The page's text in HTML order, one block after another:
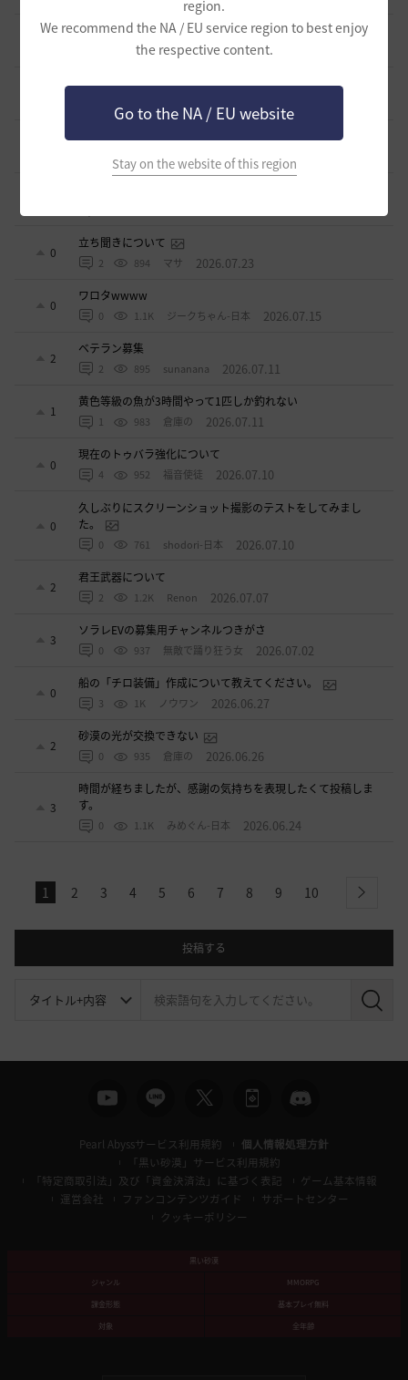
region.
We recommend the NA / EU service region to best enjoy
the respective content.
Go to the NA / EU website
Stay on the website of this region
波に乗って流れ着いた宝の地図の場所
937 倉庫の 2026.07.24
週間イベントについて
2026.07.24
飛鳥雨音 2026.07.24
0
立ち聞きについて
2 894 マサ 2026.07.23
0
ワロタwwww
0 1.1K ジークちゃん-日本 2026.07.15
2
ベテラン募集
2 895 sunanana 2026.07.11
1
黄色等級の魚が3時間やって1匹しか釣れない
1 983 倉庫の 2026.07.11
0
現在のトゥバラ強化について
4 952 福音使徒 2026.07.10
0
久しぶりにスクリーンショット撮影のテストをしてみまし
た。
0 761 shodori-日本 2026.07.10
2
君王武器について
2 1.2K Renon 2026.07.07
3
ソラレEVの募集用チャンネルつきがさ
0 937 無敵で踊り狂う女 2026.07.02
0
船の「チロ装備」作成について教えてください。
3 1K ノウワン 2026.06.27
2
砂漠の光が交換できない
0 935 倉庫の 2026.06.26
3
時間が経ちましたが、感謝の気持ちを表現したくて投稿しま
す。
0 1.1K みめぐん-日本 2026.06.24
1 2 3 4 5 6 7 8 9 10 next
投稿する
検
Pearl Abyssサービス利用規約
個人情報処理方針
「黒い砂漠」サービス利用規約
「特定商取引法」及び「資金決済法」に基づく表記
ゲーム基本情報
運営会社
ファンコンテンツガイド
サポートセンター
クッキーポリシー
黒い砂漠
ジャンル
MMORPG
課金形態
基本プレイ無料
対象
全年齢